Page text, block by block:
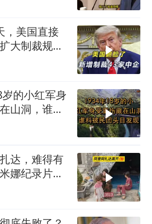
，美国直接
大制裁规
的小红军身
山洞，谁料
达，难得有
娜纪录片